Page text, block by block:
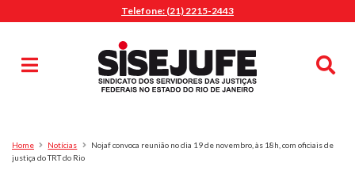
Telefone: (21) 2215-2443
Pesquisa
Home Notícias
Nojaf convoca reunião no dia 19 de novembro, às 18h, com oficiais de
justiça do TRT do Rio
MENU
Sindicalize-se
Jurídico